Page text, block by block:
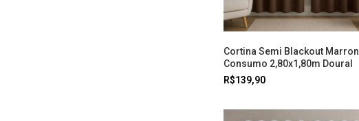
Cortina Semi Blackout Marron
Consumo 2,80x1,80m Doural
R$139,90